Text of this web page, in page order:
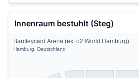
Innenraum bestuhlt (Steg)
Barcleycard Arena (ex. o2 World Hamburg)
Hamburg, Deutschland